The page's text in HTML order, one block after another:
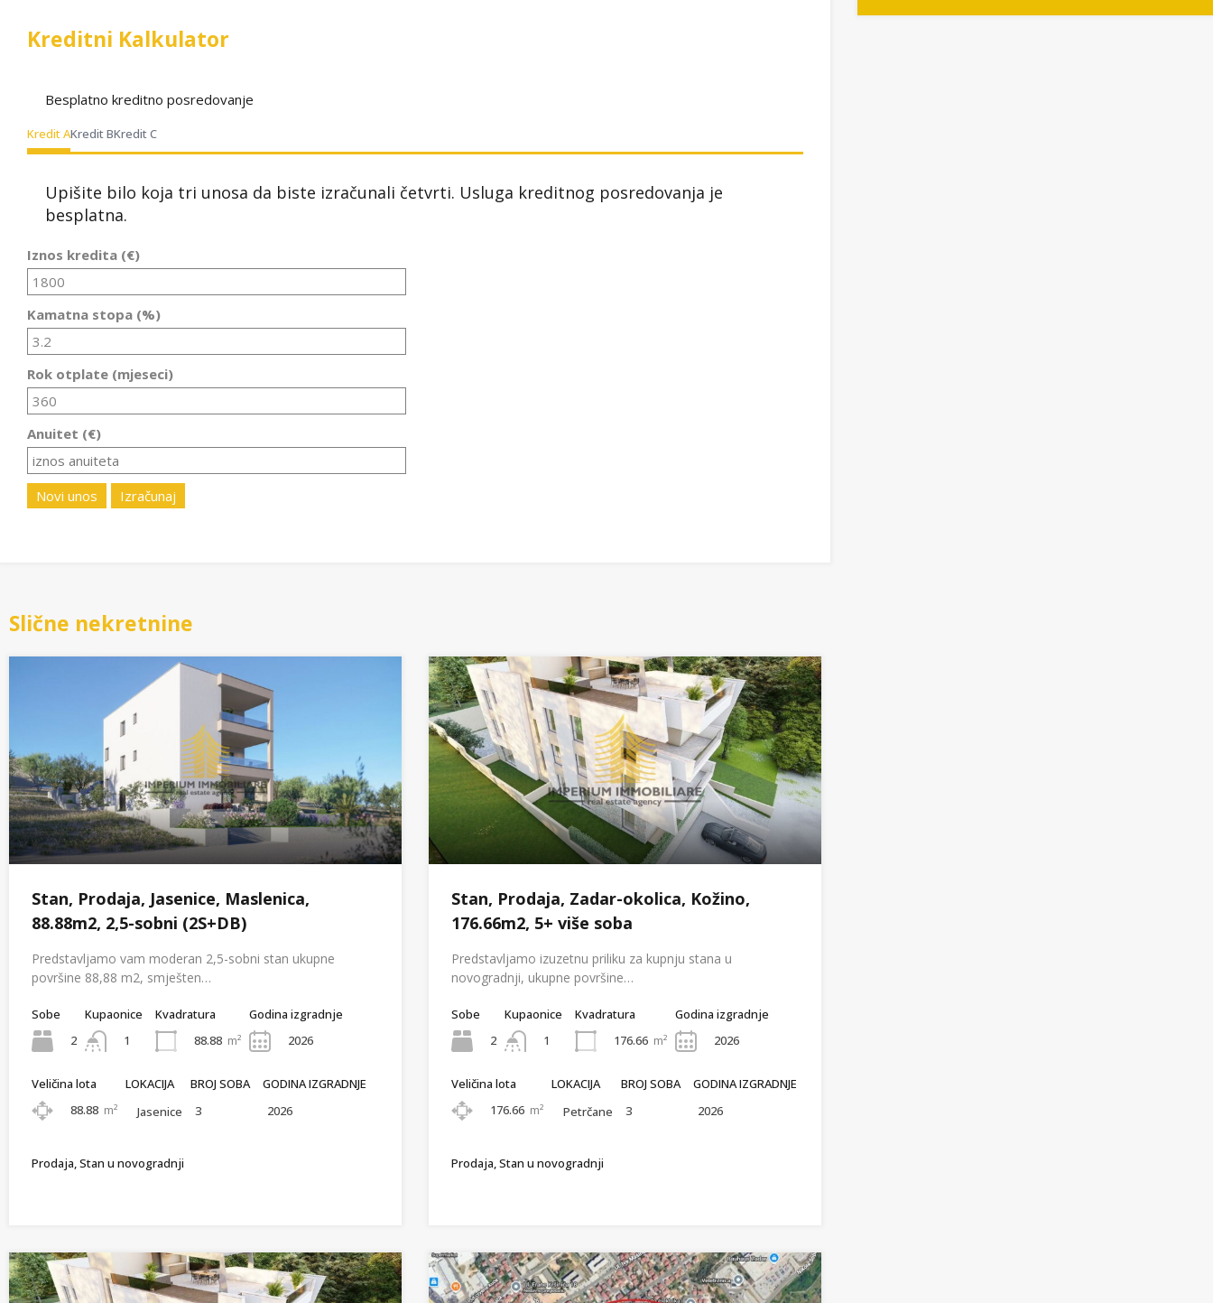
Kreditni Kalkulator
Besplatno kreditno posredovanje
Kredit AKredit BKredit C
Upišite bilo koja tri unosa da biste izračunali četvrti. Usluga kreditnog posredovanja je
besplatna.
Iznos kredita (€)
Kamatna stopa (%)
Rok otplate (mjeseci)
Anuitet (€)
Novi unos Izračunaj
Slične nekretnine
Stan, Prodaja, Jasenice, Maslenica,
88.88m2, 2,5-sobni (2S+DB)
Predstavljamo vam moderan 2,5-sobni stan ukupne
površine 88,88 m2, smješten…
Sobe
2
Kupaonice
1
Kvadratura
88.88 m²
Godina izgradnje
2026
Veličina lota
88.88 m²
LOKACIJA
Jasenice
BROJ SOBA
3
GODINA IZGRADNJE
2026
Prodaja, Stan u novogradnji
Stan, Prodaja, Zadar-okolica, Kožino,
176.66m2, 5+ više soba
Predstavljamo izuzetnu priliku za kupnju stana u
novogradnji, ukupne površine…
Sobe
2
Kupaonice
1
Kvadratura
176.66 m²
Godina izgradnje
2026
Veličina lota
176.66 m²
LOKACIJA
Petrčane
BROJ SOBA
3
GODINA IZGRADNJE
2026
Prodaja, Stan u novogradnji